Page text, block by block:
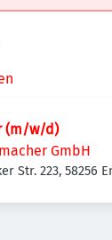
(m/w/d)
GmbH
Str. 223, 58256